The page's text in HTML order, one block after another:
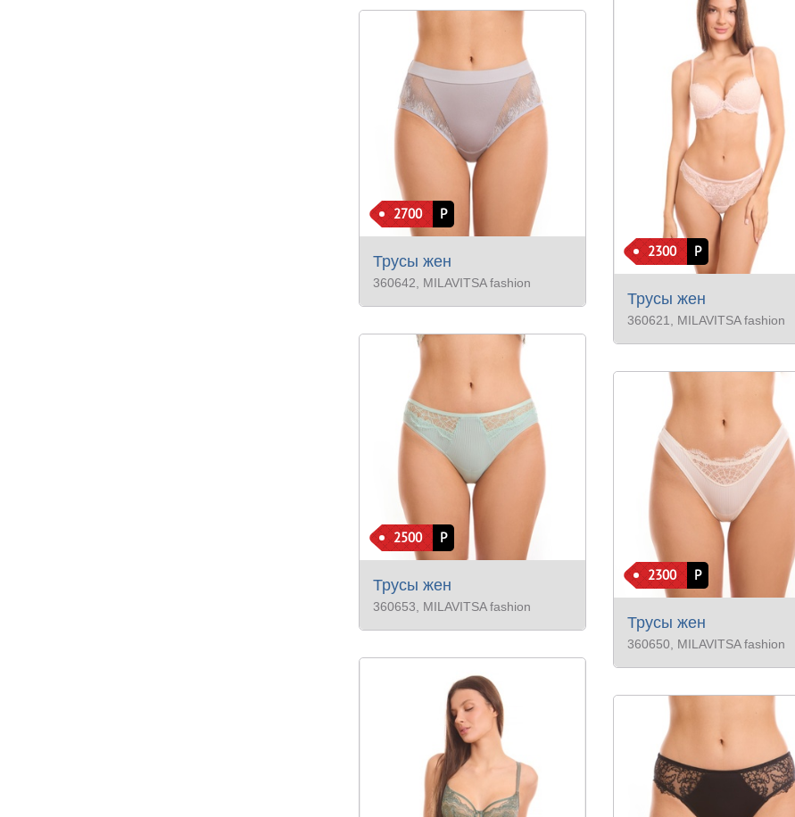
2700 Р
Трусы жен
360642 , MILAVITSA fashion
2500 Р
Трусы жен
360653 , MILAVITSA fashion
2300 Р
Трусы жен
360621 , MILAVITSA fashion
2300 Р
Трусы жен
360650 , MILAVITSA fashion